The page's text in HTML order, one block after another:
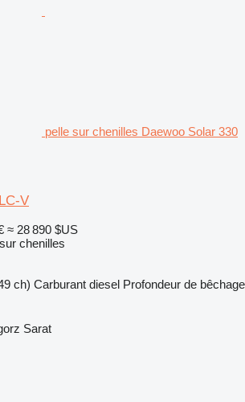
pelle sur chenilles Daewoo Solar 330
V
≈ 28 890 $US
chenilles
ch) Carburant diesel Profondeur de bêchage
Sarat